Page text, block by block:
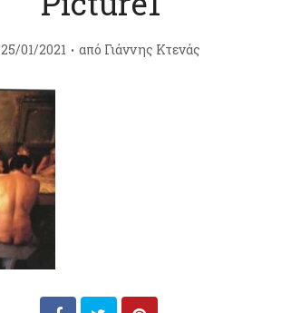
25/01/2021 από Γιάννης Κτενάς